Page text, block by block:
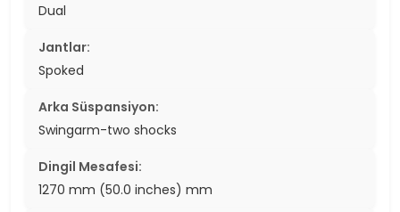
Dual
Jantlar:
Spoked
Arka Süspansiyon:
Swingarm-two shocks
Dingil Mesafesi:
1270 mm (50.0 inches) mm